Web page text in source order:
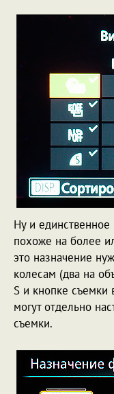
Ну и единственное
похоже на более
это назначение
колесам (два на
S и кнопке съемки
могут отдельно
съемки.